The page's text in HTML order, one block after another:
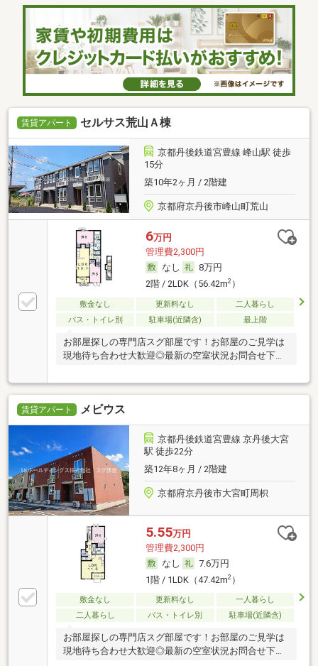
賃貸アパート セルサス荒山Ａ棟
京都丹後鉄道宮豊線 峰山駅 徒歩
15分
築10年2ヶ月 / 2階建
京都府京丹後市峰山町荒山
6万円
管理費2,300円
なし
8万円
2階 / 2LDK（56.42m2）
敷金なし 更新料なし
二人暮らし
バス・トイレ別
駐車場(近隣含) 最上階
お部屋探しの専門店スグ部屋です！お部屋のご見学は
現地待ち合わせ大歓迎◎最新の空室状況お問合せ下さ
賃貸アパート メビウス
京都丹後鉄道宮豊線 京丹後大宮
駅 徒歩22分
築12年8ヶ月 / 2階建
京都府京丹後市大宮町周枳
5.55万円
管理費2,300円
なし
7.6万円
1階 / 1LDK（47.42m2）
敷金なし 更新料なし
一人暮らし
二人暮らし
バス・トイレ別 駐車場(近隣含)
お部屋探しの専門店スグ部屋です！お部屋のご見学は
現地待ち合わせ大歓迎◎最新の空室状況お問合せ下さ